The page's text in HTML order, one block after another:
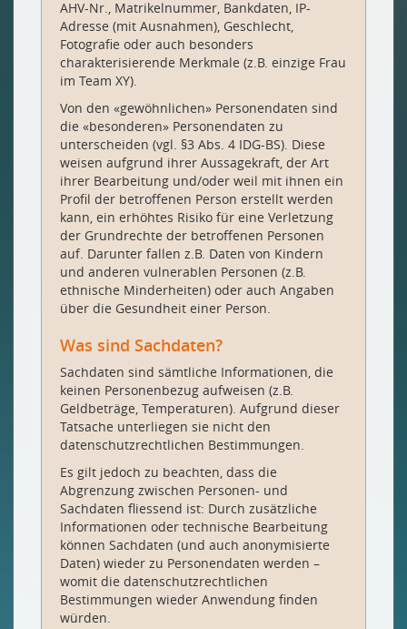
AHV-Nr., Matrikelnummer, Bankdaten, IP-
Adresse (mit Ausnahmen), Geschlecht,
Fotografie oder auch besonders
charakterisierende Merkmale (z.B. einzige Frau
im Team XY).
Von den «gewöhnlichen» Personendaten sind
die «besonderen» Personendaten zu
unterscheiden (vgl. §3 Abs. 4 IDG-BS). Diese
weisen aufgrund ihrer Aussagekraft, der Art
ihrer Bearbeitung und/oder weil mit ihnen ein
Profil der betroffenen Person erstellt werden
kann, ein erhöhtes Risiko für eine Verletzung
der Grundrechte der betroffenen Personen
auf. Darunter fallen z.B. Daten von Kindern
und anderen vulnerablen Personen (z.B.
ethnische Minderheiten) oder auch Angaben
über die Gesundheit einer Person.
Was sind Sachdaten?
Sachdaten sind sämtliche Informationen, die
keinen Personenbezug aufweisen (z.B.
Geldbeträge, Temperaturen). Aufgrund dieser
Tatsache unterliegen sie nicht den
datenschutzrechtlichen Bestimmungen.
Es gilt jedoch zu beachten, dass die
Abgrenzung zwischen Personen- und
Sachdaten fliessend ist: Durch zusätzliche
Informationen oder technische Bearbeitung
können Sachdaten (und auch anonymisierte
Daten) wieder zu Personendaten werden –
womit die datenschutzrechtlichen
Bestimmungen wieder Anwendung finden
würden.